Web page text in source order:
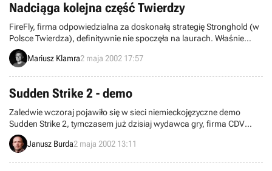
Nadciąga kolejna część Twierdzy
FireFly, firma odpowiedzialna za doskonałą strategię Stronghold (w
Polsce Twierdza), definitywnie nie spoczęła na laurach. Właśnie
został zapowiedziany sequel tej świetnej gry zatytułowany
Stronghold: Crusader, tym razem przenoszący nas do świata
Mariusz Klamra2 maja 2002 17:57
Sudden Strike 2 - demo
Zaledwie wczoraj pojawiło się w sieci niemieckojęzyczne demo
Sudden Strike 2, tymczasem już dzisiaj wydawca gry, firma CDV
postanowiła udostępnić również jego angielską wersję.
Janusz Burda2 maja 2002 13:11